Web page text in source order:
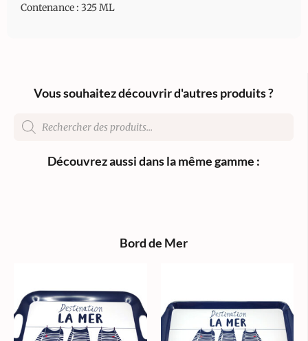
Contenance : 325 ML
Vous souhaitez découvrir d'autres produits ?
Découvrez aussi dans la même gamme :
Bord de Mer